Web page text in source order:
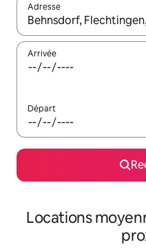
Adresse
Lorsque les résultats
Arrivée
Départ
Locations